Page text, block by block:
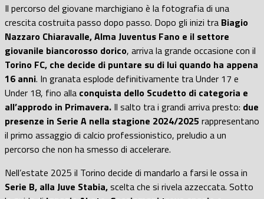
Il percorso del giovane marchigiano è la fotografia di una
crescita costruita passo dopo passo. Dopo gli inizi tra Biagio
Nazzaro Chiaravalle, Alma Juventus Fano e il settore
giovanile biancorosso dorico, arriva la grande occasione con il
Torino FC, che decide di puntare su di lui quando ha appena
16 anni. In granata esplode definitivamente tra Under 17 e
Under 18, fino alla conquista dello Scudetto di categoria e
all’approdo in Primavera. Il salto tra i grandi arriva presto: due
presenze in Serie A nella stagione 2024/2025 rappresentano
il primo assaggio di calcio professionistico, preludio a un
percorso che non ha smesso di accelerare.
Nell’estate 2025 il Torino decide di mandarlo a farsi le ossa in
Serie B, alla Juve Stabia,scelta che si rivela azzeccata. Sotto